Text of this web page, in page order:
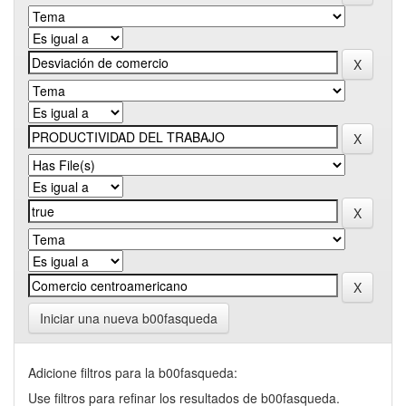
Iniciar una nueva b00fasqueda
Adicione filtros para la b00fasqueda:
Use filtros para refinar los resultados de b00fasqueda.